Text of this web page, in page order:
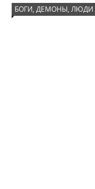
БОГИ, ДЕМОНЫ, ЛЮДИ